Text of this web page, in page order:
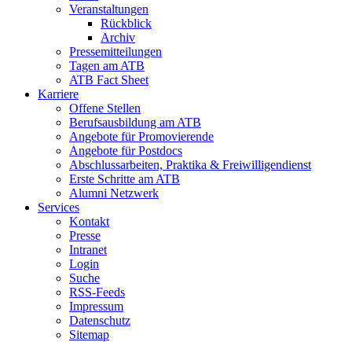
Veranstaltungen
Rückblick
Archiv
Pressemitteilungen
Tagen am ATB
ATB Fact Sheet
Karriere
Offene Stellen
Berufsausbildung am ATB
Angebote für Promovierende
Angebote für Postdocs
Abschlussarbeiten, Praktika & Freiwilligendienst
Erste Schritte am ATB
Alumni Netzwerk
Services
Kontakt
Presse
Intranet
Login
Suche
RSS-Feeds
Impressum
Datenschutz
Sitemap